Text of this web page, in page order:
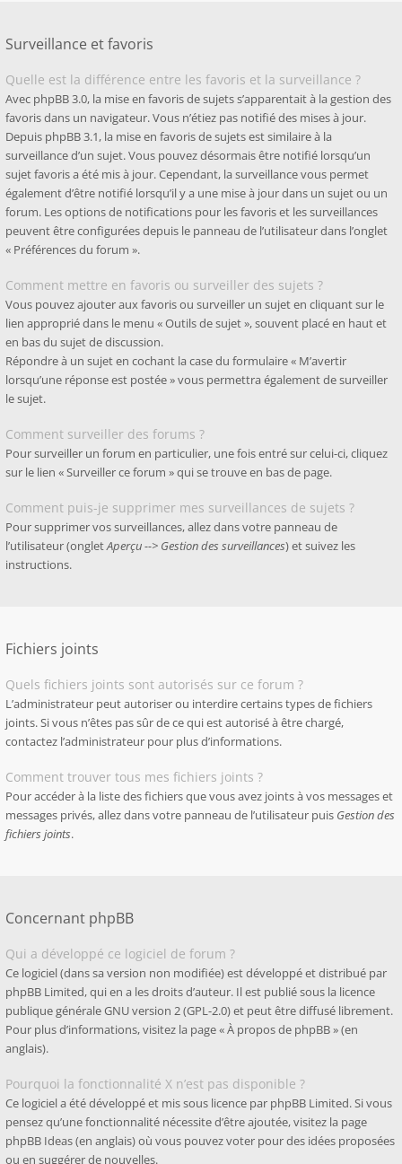
Surveillance et favoris
Quelle est la différence entre les favoris et la surveillance ?
Avec phpBB 3.0, la mise en favoris de sujets s’apparentait à la gestion des
favoris dans un navigateur. Vous n’étiez pas notifié des mises à jour.
Depuis phpBB 3.1, la mise en favoris de sujets est similaire à la
surveillance d’un sujet. Vous pouvez désormais être notifié lorsqu’un
sujet favoris a été mis à jour. Cependant, la surveillance vous permet
également d’être notifié lorsqu’il y a une mise à jour dans un sujet ou un
forum. Les options de notifications pour les favoris et les surveillances
peuvent être configurées depuis le panneau de l’utilisateur dans l’onglet
« Préférences du forum ».
Comment mettre en favoris ou surveiller des sujets ?
Vous pouvez ajouter aux favoris ou surveiller un sujet en cliquant sur le
lien approprié dans le menu « Outils de sujet », souvent placé en haut et
en bas du sujet de discussion.
Répondre à un sujet en cochant la case du formulaire « M’avertir
lorsqu’une réponse est postée » vous permettra également de surveiller
le sujet.
Comment surveiller des forums ?
Pour surveiller un forum en particulier, une fois entré sur celui-ci, cliquez
sur le lien « Surveiller ce forum » qui se trouve en bas de page.
Comment puis-je supprimer mes surveillances de sujets ?
Pour supprimer vos surveillances, allez dans votre panneau de
l’utilisateur (ongletAperçu --> Gestion des surveillances) et suivez les
instructions.
Fichiers joints
Quels fichiers joints sont autorisés sur ce forum ?
L’administrateur peut autoriser ou interdire certains types de fichiers
joints. Si vous n’êtes pas sûr de ce qui est autorisé à être chargé,
contactez l’administrateur pour plus d’informations.
Comment trouver tous mes fichiers joints ?
Pour accéder à la liste des fichiers que vous avez joints à vos messages et
messages privés, allez dans votre panneau de l’utilisateur puis Gestion des
fichiers joints.
Concernant phpBB
Qui a développé ce logiciel de forum ?
Ce logiciel (dans sa version non modifiée) est développé et distribué par
phpBB Limited, qui en a les droits d’auteur. Il est publié sous la licence
publique générale GNU version 2 (GPL-2.0) et peut être diffusé librement.
Pour plus d’informations, visitez la page «À propos de phpBB» (en
anglais).
Pourquoi la fonctionnalité X n’est pas disponible ?
Ce logiciel a été développé et mis sous licence par phpBB Limited. Si vous
pensez qu’une fonctionnalité nécessite d’être ajoutée, visitez la page
phpBB Ideas(en anglais) où vous pouvez voter pour des idées proposées
ou en suggérer de nouvelles.